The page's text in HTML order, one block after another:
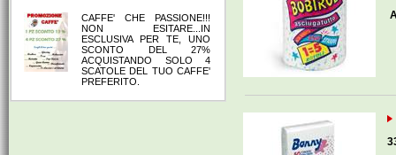
CAFFE' CHE PASSIONE!!!
NON ESITARE...IN
ESCLUSIVA PER TE, UNO
SCONTO DEL 27%
ACQUISTANDO SOLO 4
SCATOLE DEL TUO CAFFE'
PREFERITO.